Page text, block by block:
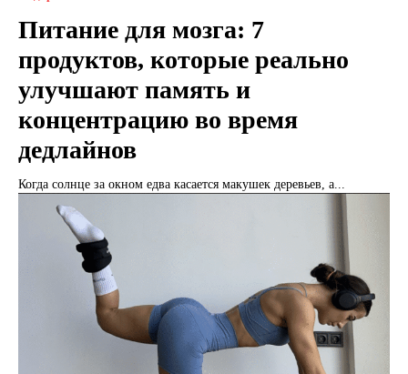
Питание для мозга: 7
продуктов, которые реально
улучшают память и
концентрацию во время
дедлайнов
Когда солнце за окном едва касается макушек деревьев, а...